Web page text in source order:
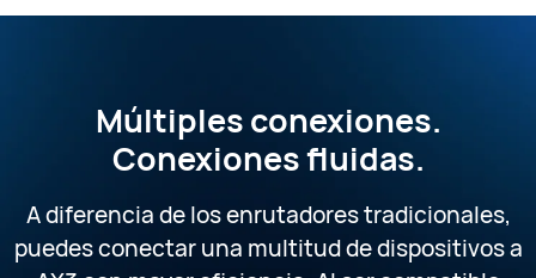
Múltiples conexiones.
Conexiones fluidas.
A diferencia de los enrutadores tradicionales,
puedes conectar una multitud de dispositivos a